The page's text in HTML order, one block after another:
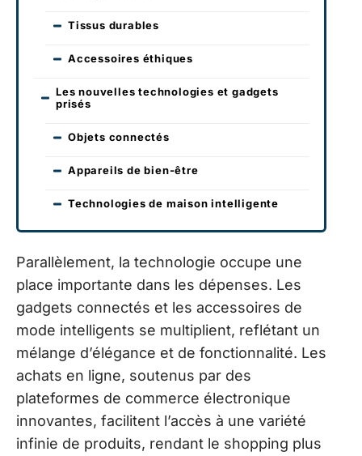
Tissus durables
Accessoires éthiques
Les nouvelles technologies et gadgets
prisés
Objets connectés
Appareils de bien-être
Technologies de maison intelligente
Parallèlement, la technologie occupe une
place importante dans les dépenses. Les
gadgets connectés et les accessoires de
mode intelligents se multiplient, reflétant un
mélange d’élégance et de fonctionnalité. Les
achats en ligne, soutenus par des
plateformes de commerce électronique
innovantes, facilitent l’accès à une variété
infinie de produits, rendant le shopping plus